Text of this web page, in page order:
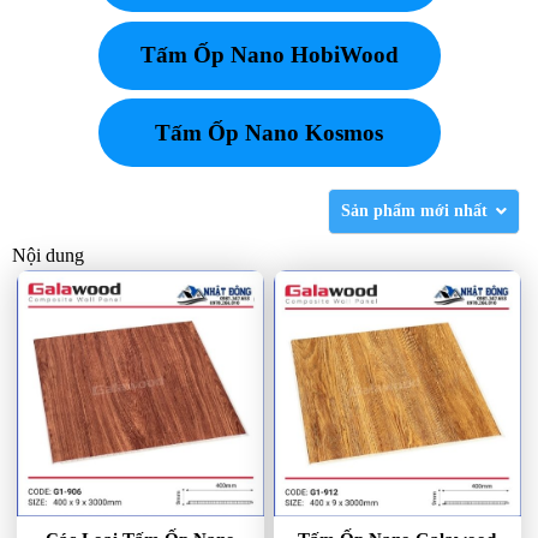
Tấm Ốp Nano HobiWood
Tấm Ốp Nano Kosmos
Sản phẩm mới nhất
Nội dung